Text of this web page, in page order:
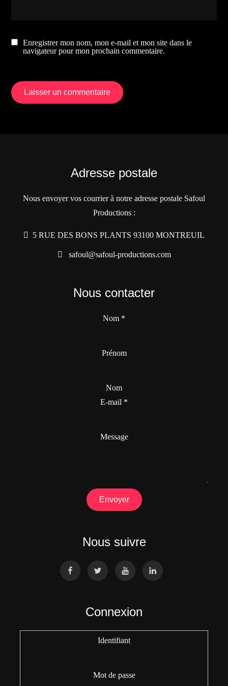
Enregistrer mon nom, mon e-mail et mon site dans le
navigateur pour mon prochain commentaire.
Adresse postale
Nous envoyer vos courrier à notre adresse postale Safoul
Productions :
5 RUE DES BONS PLANTS 93100 MONTREUIL
safoul@safoul-productions.com
Nous contacter
Nom *
Prénom
Nom
E-mail *
Message
Envoyer
Nous suivre
Connexion
Identifiant
Mot de passe